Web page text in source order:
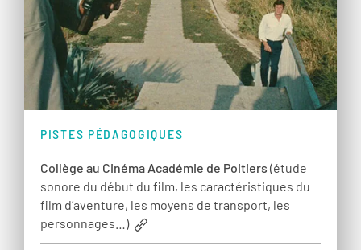
PISTES PÉDAGOGIQUES
Collège au Cinéma Académie de Poitiers (étude
sonore du début du film, les caractéristiques du
film d’aventure, les moyens de transport, les
personnages…)